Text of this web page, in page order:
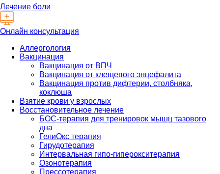
Лечение боли
Онлайн консультация
Аллергология
Вакцинация
Вакцинация от ВПЧ
Вакцинация от клещевого энцефалита
Вакцинация против дифтерии, столбняка,
коклюша
Взятие крови у взрослых
Восстановительное лечение
БОС-терапия для тренировок мышц тазового
дна
ГелиОкс терапия
Гирудотерапия
Интервальная гипо-гиперокситерапия
Озонотерапия
Прессотерапия